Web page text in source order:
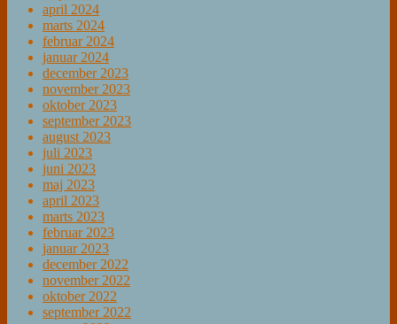
april 2024
marts 2024
februar 2024
januar 2024
december 2023
november 2023
oktober 2023
september 2023
august 2023
juli 2023
juni 2023
maj 2023
april 2023
marts 2023
februar 2023
januar 2023
december 2022
november 2022
oktober 2022
september 2022